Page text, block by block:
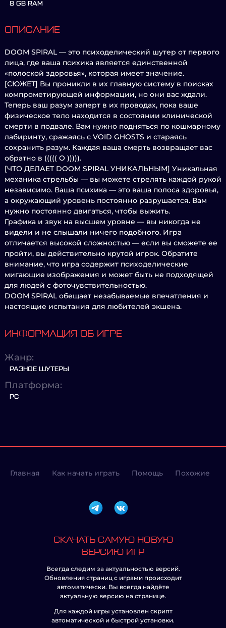
8 GB RAM
ОПИСАНИЕ
DOOM SPIRAL — это психоделический шутер от первого
лица, где ваша психика является единственной
«полоской здоровья», которая имеет значение.
[СЮЖЕТ] Вы проникли в их главную систему в поисках
компрометирующей информации, но они вас ждали.
Теперь ваш разум заперт в их проводах, пока ваше
физическое тело находится в состоянии клинической
смерти в подвале. Вам нужно подняться по кошмарному
лабиринту, сражаясь с VOID GHOSTS и стараясь
сохранить разум. Каждая ваша смерть возвращает вас
обратно в ((((( O ))))).
[ЧТО ДЕЛАЕТ DOOM SPIRAL УНИКАЛЬНЫМ] Уникальная
механика стрельбы — вы можете стрелять каждой рукой
независимо. Ваша психика — это ваша полоса здоровья,
а окружающий уровень постоянно разрушается. Вам
нужно постоянно двигаться, чтобы выжить.
Графика и звук на высшем уровне — вы никогда не
видели и не слышали ничего подобного. Игра
отличается высокой сложностью — если вы сможете ее
пройти, вы действительно крутой игрок. Обратите
внимание, что игра содержит психоделические
мигающие изображения и может быть не подходящей
для людей с фоточувствительностью.
DOOM SPIRAL обещает незабываемые впечатления и
настоящие испытания для любителей экшена.
ИНФОРМАЦИЯ ОБ ИГРЕ
Жанр:
РАЗНОЕ ШУТЕРЫ
Платформа:
PC
Главная Как начать играть Помощь Похожие
СКАЧАТЬ САМУЮ НОВУЮ
ВЕРСИЮ ИГР
Всегда следим за актуальностью версий.
Обновления страниц с играми происходит
автоматически. Вы всегда найдёте
актуальную версию на странице.
Для каждой игры установлен скрипт
автоматической и быстрой установки.